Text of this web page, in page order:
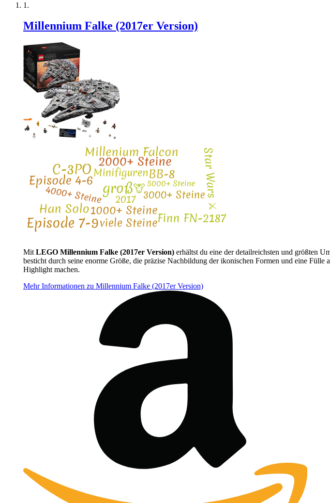
Millennium Falke (2017er Version)
Mit LEGO Millennium Falke (2017er Version) erhältst du eine der detailreichsten und größten
besticht durch seine enorme Größe, die präzise Nachbildung der ikonischen Formen und eine
Highlight machen.
Mehr Informationen zu Millennium Falke (2017er Version)